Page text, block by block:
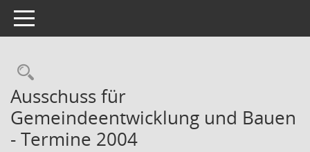
Toggle navigation
Rechercheauswahl
Ausschuss für
Gemeindeentwicklung und Bauen
- Termine 2004